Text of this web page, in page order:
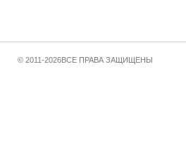
© 2011-2026ВСЕ ПРАВА ЗАЩИЩЕНЫ